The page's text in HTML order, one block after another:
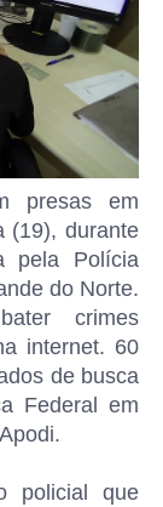
presas em
(19), durante
pela Polícia
do Norte.
crimes
internet. 60
de busca
Federal em
policial que